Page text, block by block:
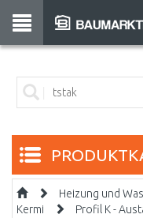
Heizung und
Kermi
Profil K -